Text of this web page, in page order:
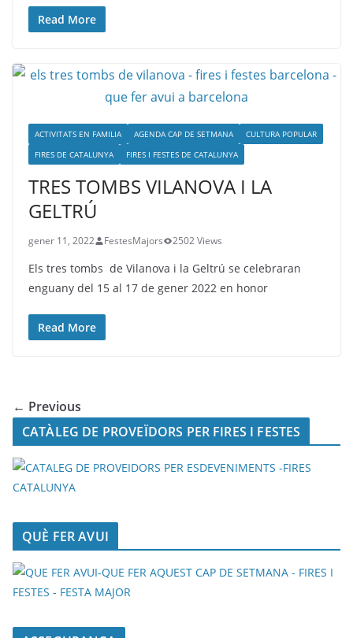
Read More
ACTIVITATS EN FAMILIA AGENDA CAP DE SETMANA
CULTURA POPULAR
FIRES DE CATALUNYA
FIRES I FESTES DE CATALUNYA
TRES TOMBS VILANOVA I LA
GELTRÚ
gener 11, 2022 FestesMajors 2502 Views
Els tres tombs de Vilanova i la Geltrú se celebraran
enguany del 15 al 17 de gener 2022 en honor
Read More
← Previous
CATÀLEG DE PROVEÏDORS PER FIRES I FESTES
QUÈ FER AVUI